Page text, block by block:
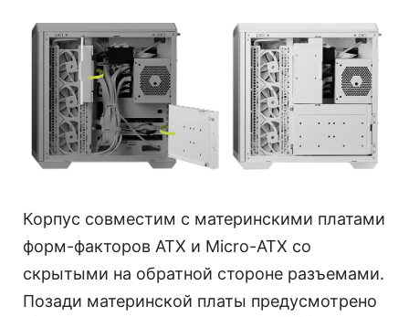
Корпус совместим с материнскими платами
форм-факторов ATX и Micro-ATX со
скрытыми на обратной стороне разъемами.
Позади материнской платы предусмотрено